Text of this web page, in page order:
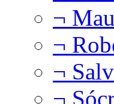
¬
¬
¬
¬